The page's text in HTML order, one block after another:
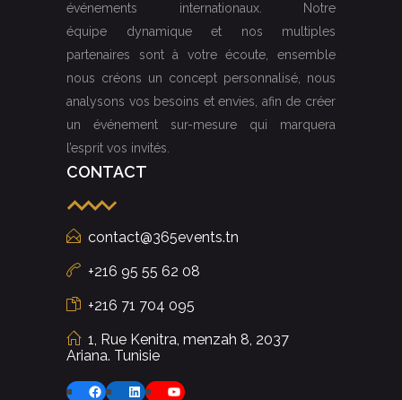
événements internationaux. Notre
équipe dynamique et nos multiples
partenaires sont à votre écoute, ensemble
nous créons un concept personnalisé, nous
analysons vos besoins et envies, afin de créer
un événement sur-mesure qui marquera
l’esprit vos invités.
CONTACT
contact@365events.tn
+216 95 55 62 08
+216 71 704 095
1, Rue Kenitra, menzah 8, 2037
Ariana. Tunisie
FacebookLinkedInYouTube